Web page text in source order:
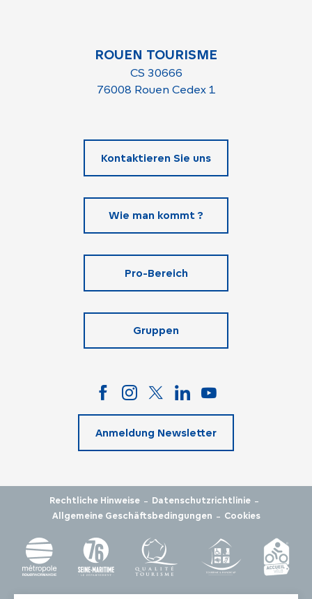
ROUEN TOURISME
CS 30666
76008 Rouen Cedex 1
Kontaktieren Sie uns
Wie man kommt ?
Pro-Bereich
Gruppen
Anmeldung Newsletter
Rechtliche Hinweise - Datenschutzrichtlinie -
Allgemeine Geschäftsbedingungen - Cookies